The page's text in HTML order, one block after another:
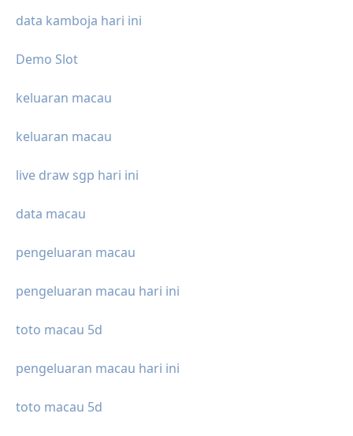
data kamboja hari ini
Demo Slot
keluaran macau
keluaran macau
live draw sgp hari ini
data macau
pengeluaran macau
pengeluaran macau hari ini
toto macau 5d
pengeluaran macau hari ini
toto macau 5d